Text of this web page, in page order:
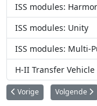
ISS modules:
ISS modules: Unity
ISS modules: Multi-
H-II Transfer Vehicle
Vorig artikel: ISS modules:
Vorige Volgende
Volgende